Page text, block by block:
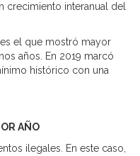
crecimiento interanual del
el que mostró mayor
años. En 2019 marcó
histórico con una
AÑO
ilegales. En este caso,